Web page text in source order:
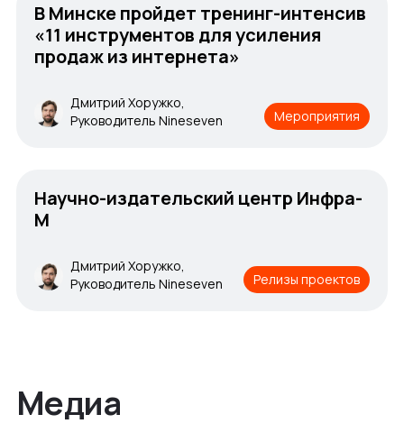
В Минске пройдет тренинг-интенсив
«11 инструментов для усиления
продаж из интернета»
Дмитрий Хоружко,
Руководитель Nineseven
Мероприятия
Научно-издательский центр Инфра-
М
Дмитрий Хоружко,
Руководитель Nineseven
Релизы проектов
Медиа